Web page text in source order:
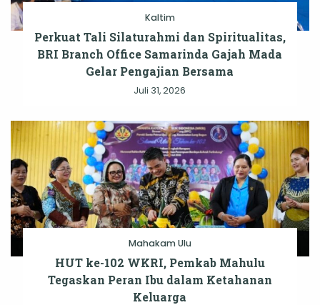
Kaltim
Perkuat Tali Silaturahmi dan Spiritualitas,
BRI Branch Office Samarinda Gajah Mada
Gelar Pengajian Bersama
Juli 31, 2026
Mahakam Ulu
HUT ke-102 WKRI, Pemkab Mahulu
Tegaskan Peran Ibu dalam Ketahanan
Keluarga